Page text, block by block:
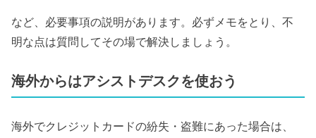
など、必要事項の説明があります。必ずメモをとり、不
明な点は質問してその場で解決しましょう。
海外からはアシストデスクを使おう
海外でクレジットカードの紛失・盗難にあった場合は、